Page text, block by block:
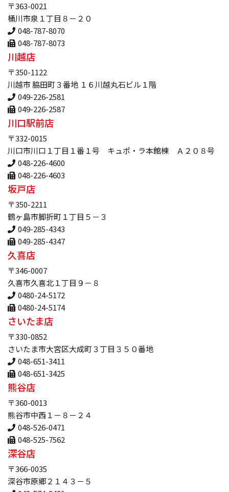
〒363-0021
桶川市泉１丁目８－２０
048-787-8070
048-787-8073
川越店
〒350-1122
川越市 脇田町３番地 １６川越丸石ビル１階
049-226-2581
049-226-2587
川口駅前店
〒332-0015
川口市川口１丁目１番１号 キュポ・ラ本館棟 Ａ２０８号
048-226-4600
048-226-4603
坂戸店
〒350-2211
鶴ヶ島市脚折町１丁目５－３
049-285-4343
049-285-4347
久喜店
〒346-0007
久喜市久喜北１丁目９－８
0480-24-5172
0480-24-5174
さいたま店
〒330-0852
さいたま市大宮区大成町３丁目３５０番地
048-651-3411
048-651-3425
熊谷店
〒360-0013
熊谷市中西１－８－２４
048-526-0471
048-525-7562
深谷店
〒366-0035
深谷市原郷２１４３－５